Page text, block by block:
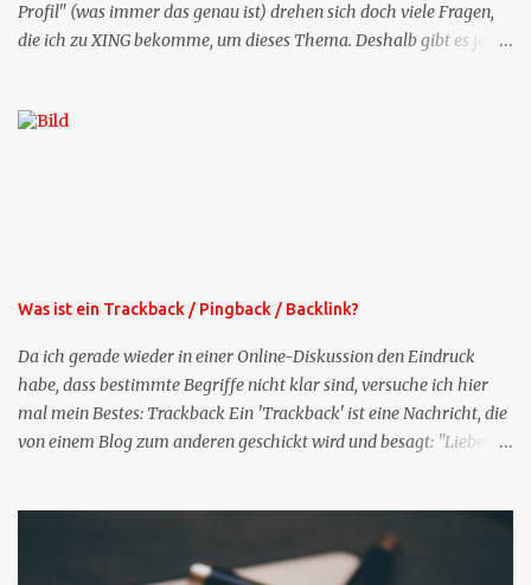
Profil" (was immer das genau ist) drehen sich doch viele Fragen,
die ich zu XING bekomme, um dieses Thema. Deshalb gibt es jetzt
bekommen Sie kostenlos eine weitere Folge. Die Startsequenz ist 16
Was ist ein Trackback / Pingback / Backlink?
Da ich gerade wieder in einer Online-Diskussion den Eindruck
habe, dass bestimmte Begriffe nicht klar sind, versuche ich hier
mal mein Bestes: Trackback Ein 'Trackback' ist eine Nachricht, die
von einem Blog zum anderen geschickt wird und besagt: "Lieber
was ich zu deinem Inhalt zu sagen hatte." Diese